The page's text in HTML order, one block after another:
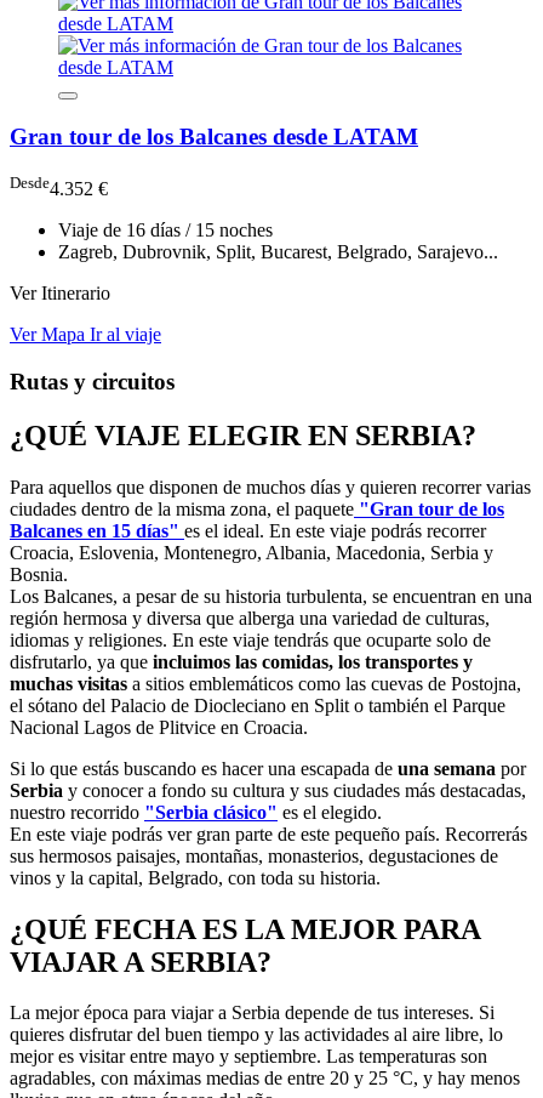
Gran tour de los Balcanes desde LATAM
Desde4.352 €
Viaje de 16 días / 15 noches
Zagreb, Dubrovnik, Split, Bucarest, Belgrado, Sarajevo...
Ver Itinerario
Ver Mapa Ir al viaje
Rutas y circuitos
¿QUÉ VIAJE ELEGIR EN SERBIA?
Para aquellos que disponen de muchos días y quieren recorrer varias
ciudades dentro de la misma zona, el paquete "Gran tour de los
Balcanes en 15 días" es el ideal. En este viaje podrás recorrer
Croacia, Eslovenia, Montenegro, Albania, Macedonia, Serbia y
Bosnia.
Los Balcanes, a pesar de su historia turbulenta, se encuentran en una
región hermosa y diversa que alberga una variedad de culturas,
idiomas y religiones. En este viaje tendrás que ocuparte solo de
disfrutarlo, ya que incluimos las comidas, los transportes y
muchas visitas a sitios emblemáticos como las cuevas de Postojna,
el sótano del Palacio de Diocleciano en Split o también el Parque
Nacional Lagos de Plitvice en Croacia.
Si lo que estás buscando es hacer una escapada de una semana por
Serbia y conocer a fondo su cultura y sus ciudades más destacadas,
nuestro recorrido "Serbia clásico" es el elegido.
En este viaje podrás ver gran parte de este pequeño país. Recorrerás
sus hermosos paisajes, montañas, monasterios, degustaciones de
vinos y la capital, Belgrado, con toda su historia.
¿QUÉ FECHA ES LA MEJOR PARA
VIAJAR A SERBIA?
La mejor época para viajar a Serbia depende de tus intereses. Si
quieres disfrutar del buen tiempo y las actividades al aire libre, lo
mejor es visitar entre mayo y septiembre. Las temperaturas son
agradables, con máximas medias de entre 20 y 25 °C, y hay menos